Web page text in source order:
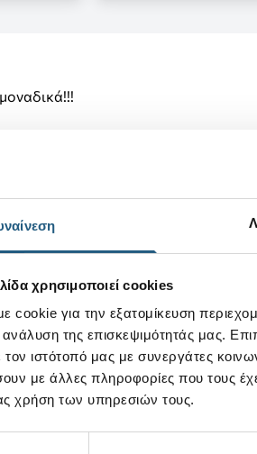
χρησιμοποιεί cookies
cookie για την εξατομίκευση
της επισκεψιμότητάς μας.
τον ιστότοπό μας με συνεργάτες
με άλλες πληροφορίες που τους
χρήση των υπηρεσιών τους.
αλλαγές και επιστροφές.